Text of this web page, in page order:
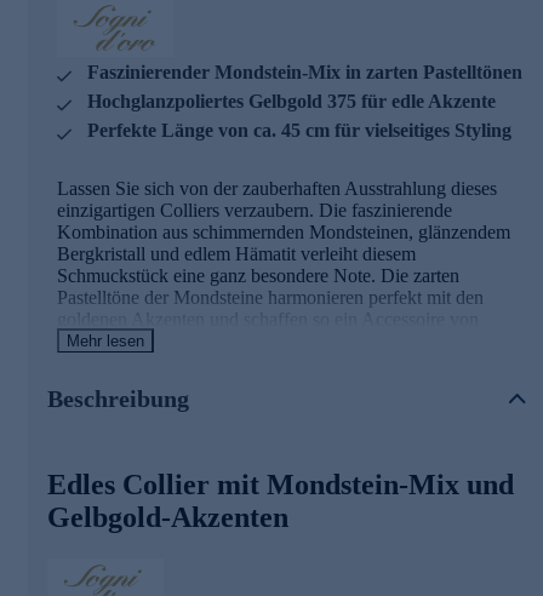
Faszinierender Mondstein-Mix in zarten Pastelltönen
Hochglanzpoliertes Gelbgold 375 für edle Akzente
Perfekte Länge von ca. 45 cm für vielseitiges Styling
Lassen Sie sich von der zauberhaften Ausstrahlung dieses
einzigartigen Colliers verzaubern. Die faszinierende
Kombination aus schimmernden Mondsteinen, glänzendem
Bergkristall und edlem Hämatit verleiht diesem
Schmuckstück eine ganz besondere Note. Die zarten
Pastelltöne der Mondsteine harmonieren perfekt mit den
goldenen Akzenten und schaffen so ein Accessoire von
zeitloser Eleganz.Die sorgfältig ausgewählten Edelsteine
verleiht. Die scheibenförmigen Mondsteine, facettierten
hochglanzpoliertem Gelbgold 375 stilvoll unterbrochen
wird.Mit einer Länge von ca. 45 cm schmiegt sich das
Collier perfekt um Ihren Hals und setzt Ihr Dekolleté
gekonnt in Szene. Der sichere Karabinerverschluss aus
lässt sich leicht öffnen und schließen. Ob zu einem eleganten
Mehr lesen
Beschreibung
Edles Collier mit Mondstein-Mix und
Gelbgold-Akzenten